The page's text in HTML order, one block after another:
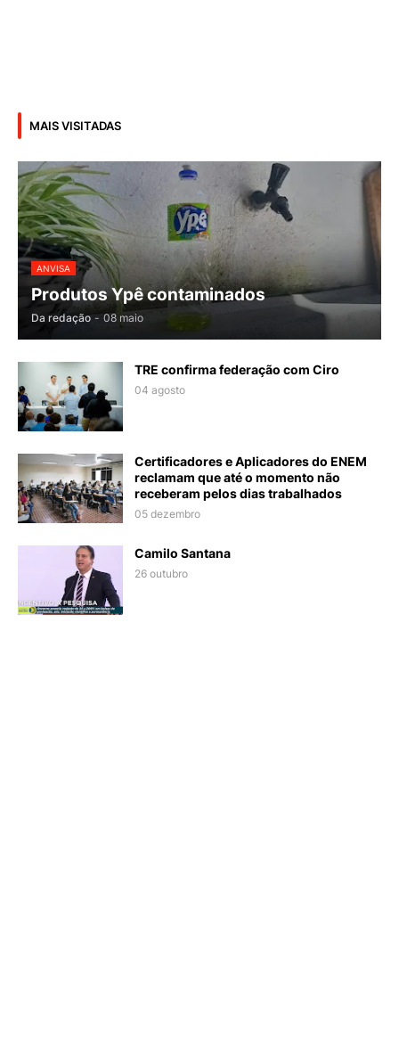
MAIS VISITADAS
ANVISA
Produtos Ypê contaminados
Da redação - 08 maio
TRE confirma federação com Ciro
04 agosto
Certificadores e Aplicadores do ENEM
reclamam que até o momento não
receberam pelos dias trabalhados
05 dezembro
Camilo Santana
26 outubro